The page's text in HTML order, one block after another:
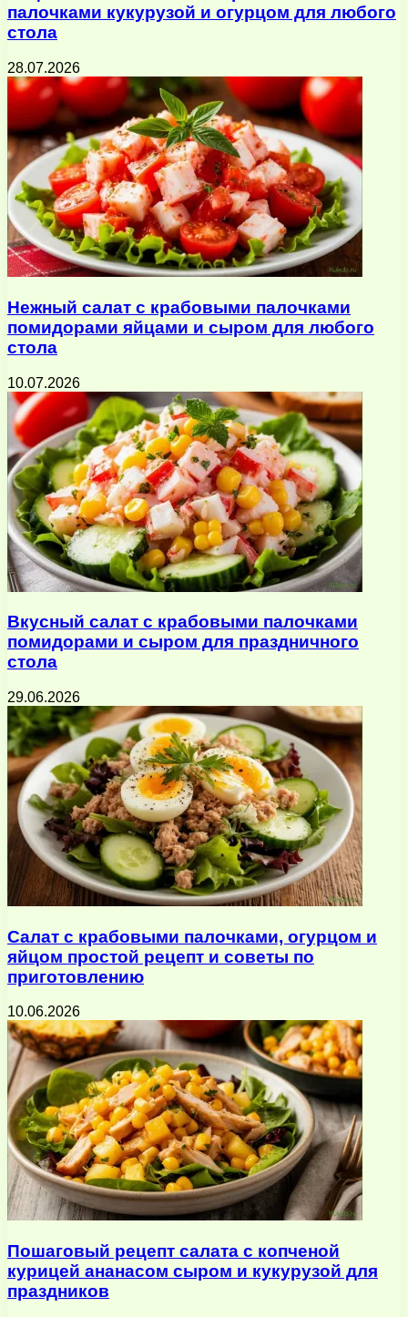
палочками кукурузой и огурцом для любого
стола
28.07.2026
Нежный салат с крабовыми палочками
помидорами яйцами и сыром для любого
стола
10.07.2026
Вкусный салат с крабовыми палочками
помидорами и сыром для праздничного
стола
29.06.2026
Салат с крабовыми палочками, огурцом и
яйцом простой рецепт и советы по
приготовлению
10.06.2026
Пошаговый рецепт салата с копченой
курицей ананасом сыром и кукурузой для
праздников